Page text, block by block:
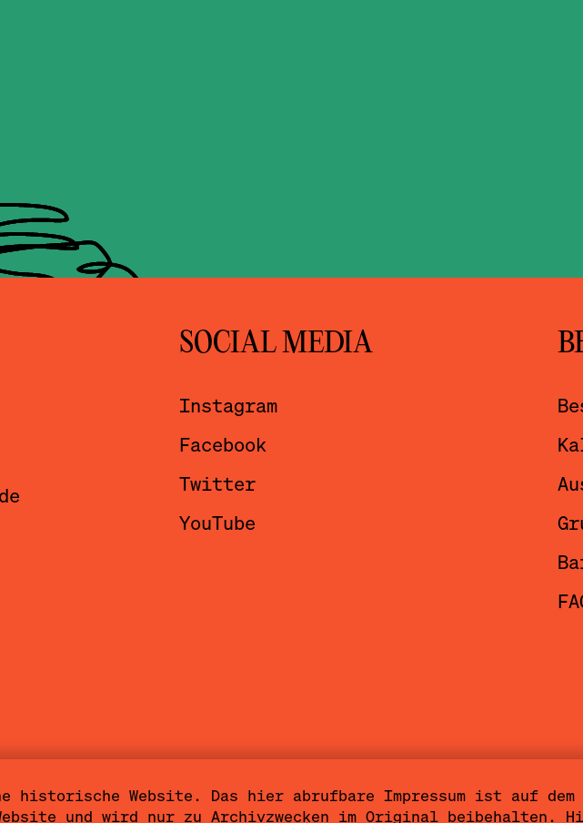
SOCIAL MEDIA
Instagram
Facebook
Twitter
YouTube
Datenschutzerklärung Nutzungsbedingungen
historische Website. Das hier abrufbare Impressum ist auf dem
und wird nur zu Archivzwecken im Original beibehalten.